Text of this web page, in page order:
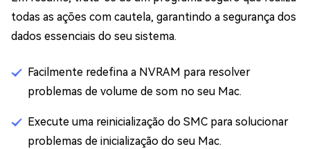
todas as ações com cautela, garantindo a segurança dos
dados essenciais do seu sistema.
Facilmente redefina a NVRAM para resolver
problemas de volume de som no seu Mac.
Execute uma reinicialização do SMC para solucionar
problemas de inicialização do seu Mac.